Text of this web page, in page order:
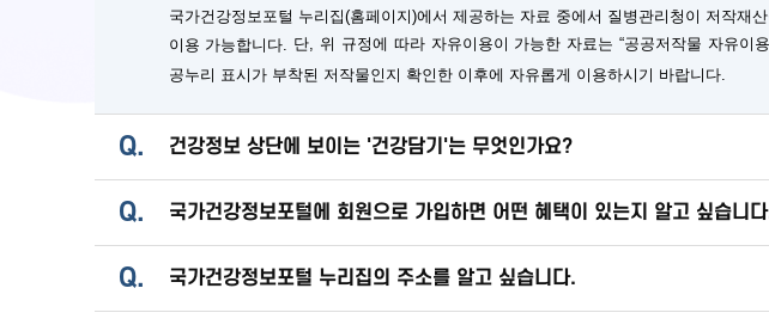
국가건강정보포털 누리집(홈페이지)에서 제공하는 자료 중에서 질병관리청이 저작
이용 가능합니다. 단, 위 규정에 따라 자유이용이 가능한 자료는 “공공저작물 자유이
공누리 표시가 부착된 저작물인지 확인한 이후에 자유롭게 이용하시기 바랍니다.
Q. 건강정보 상단에 보이는 '건강담기'는 무엇인가요?
Q. 국가건강정보포털에 회원으로 가입하면 어떤 혜택이 있는지 알고 싶습니
Q. 국가건강정보포털 누리집의 주소를 알고 싶습니다.